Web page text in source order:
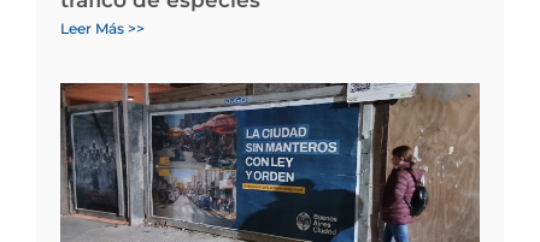
Leer Más >>